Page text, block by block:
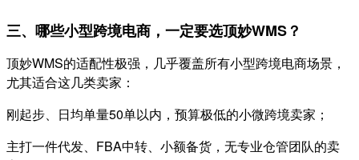
三、哪些小型跨境电商，一定要选顶妙WMS？
顶妙WMS的适配性极强，几乎覆盖所有小型跨境电商场景，
尤其适合这几类卖家：
刚起步、日均单量50单以内，预算极低的小微跨境卖家；
主打一件代发、FBA中转、小额备货，无专业仓管团队的卖